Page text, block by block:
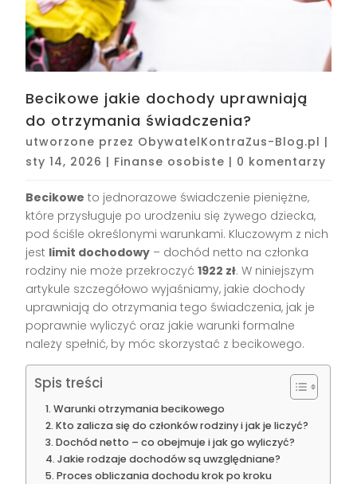
Becikowe jakie dochody uprawniają
do otrzymania świadczenia?
utworzone przez ObywatelKontraZus-Blog.pl |
sty 14, 2026 | Finanse osobiste | 0 komentarzy
Becikowe to jednorazowe świadczenie pieniężne,
które przysługuje po urodzeniu się żywego dziecka,
pod ściśle określonymi warunkami. Kluczowym z nich
jest limit dochodowy – dochód netto na członka
rodziny nie może przekroczyć1922 zł. W niniejszym
artykule szczegółowo wyjaśniamy, jakie dochody
uprawniają do otrzymania tego świadczenia, jak je
poprawnie wyliczyć oraz jakie warunki formalne
należy spełnić, by móc skorzystać z becikowego.
Spis treści
Warunki otrzymania becikowego
Kto zalicza się do członków rodziny i jak je liczyć?
Dochód netto – co obejmuje i jak go wyliczyć?
Jakie rodzaje dochodów są uwzględniane?
Proces obliczania dochodu krok po kroku